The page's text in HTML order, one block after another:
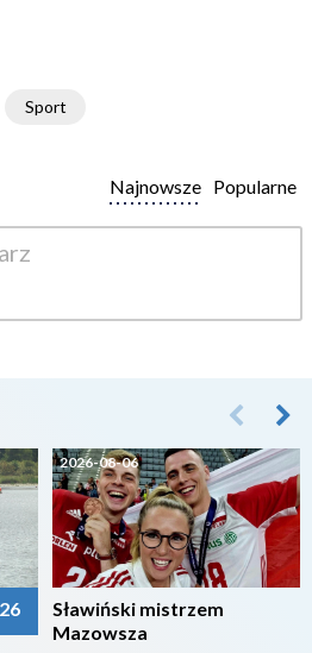
Sport
Popularne
Najnowsze
2026-08-06
Sławiński mistrzem
Mazowsza